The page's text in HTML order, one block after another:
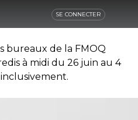
SE CONNECTER
bureaux de la FMOQ
à midi du 26 juin au 4